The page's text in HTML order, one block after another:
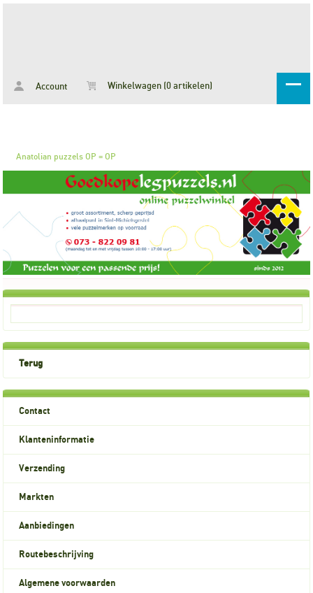
Account Winkelwagen (0 artikelen)
Anatolian puzzels OP = OP
Terug
Contact
Klanteninformatie
Verzending
Markten
Aanbiedingen
Routebeschrijving
Algemene voorwaarden